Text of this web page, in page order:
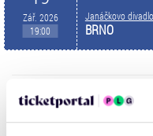
Zář. 2026
19:00
Janáčkovo divadlo
BRNO
INFORMACE O